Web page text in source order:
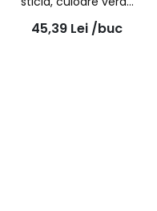
750g | STC
45,39 Lei /buc